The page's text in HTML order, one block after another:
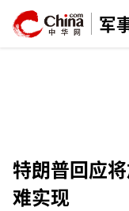
军
特朗普回应
难实现